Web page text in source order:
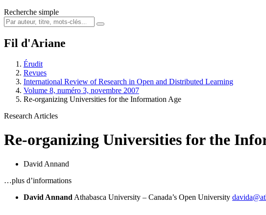
Recherche simple
Fil d'Ariane
Érudit
Revues
International Review of Research in Open and Distributed Learning
Volume 8, numéro 3, novembre 2007
Re-organizing Universities for the Information Age
Research Articles
Re-organizing Universities for the
David Annand
…plus d’informations
David Annand Athabasca University – Canada’s Open University